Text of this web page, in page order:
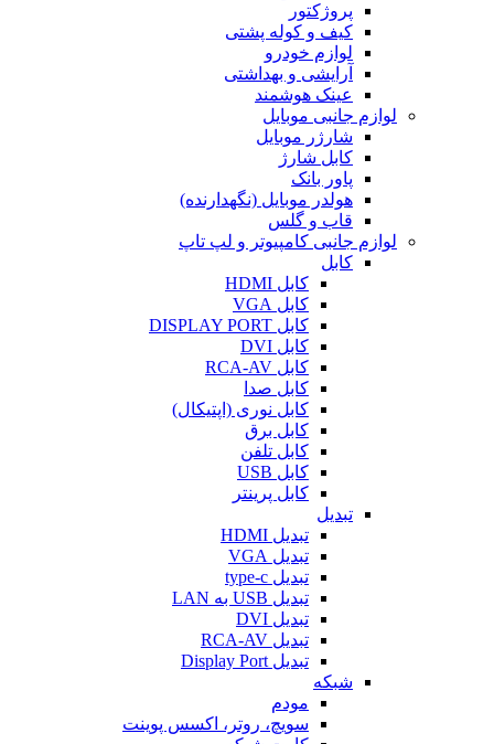
پروژکتور
کیف و کوله پشتی
لوازم خودرو
آرایشی و بهداشتی
عینک هوشمند
لوازم جانبی موبایل
شارژر موبایل
کابل شارژ
پاور بانک
هولدر موبایل (نگهدارنده)
قاب و گلس
لوازم جانبی کامپیوتر و لپ تاپ
کابل
کابل HDMI
کابل VGA
کابل DISPLAY PORT
کابل DVI
کابل RCA-AV
کابل صدا
کابل نوری (اپتیکال)
کابل برق
کابل تلفن
کابل USB
کابل پرینتر
تبدیل
تبدیل HDMI
تبدیل VGA
تبدیل type-c
تبدیل USB به LAN
تبدیل DVI
تبدیل RCA-AV
تبدیل Display Port
شبکه
مودم
سویچ، روتر، اکسس پوینت